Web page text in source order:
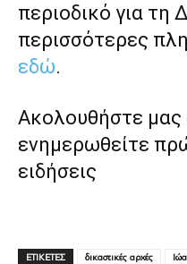
περιοδικό για τη
περισσότερες
εδώ.
Ακολουθήστε μας
ενημερωθείτε
ειδήσεις
ΕΤΙΚΕΤΕΣ δικαστικές αρχές